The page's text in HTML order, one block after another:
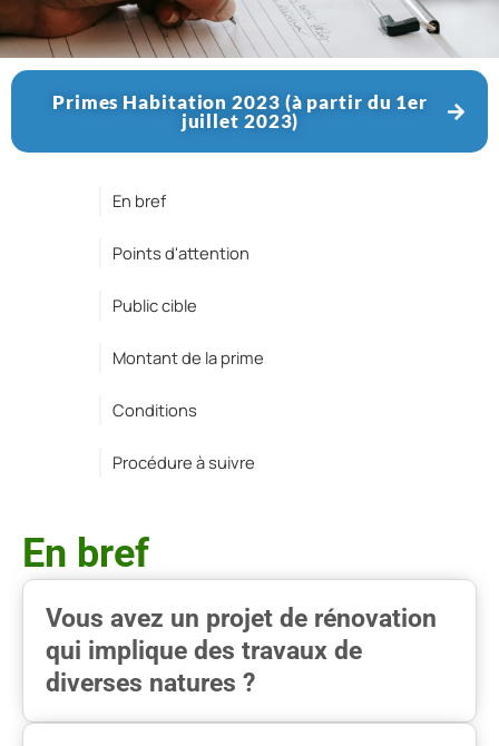
Primes Habitation 2023 (à partir du 1er
juillet 2023)
En bref
Points d'attention
Public cible
Montant de la prime
Conditions
Procédure à suivre
En bref
Vous avez un projet de rénovation
qui implique des travaux de
diverses natures ?